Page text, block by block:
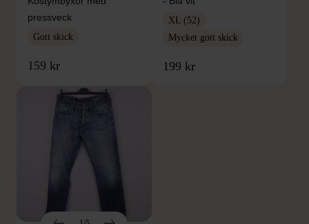
pressveck
Gott skick
159 kr
XL (52)
Mycket gott skick
199 kr